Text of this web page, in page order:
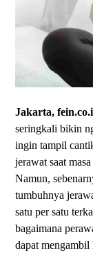
Jakarta,
seringkali bikin
ingin tampil
jerawat saat
Namun,
tumbuhnya
satu per satu
bagaimana
dapat mengambil